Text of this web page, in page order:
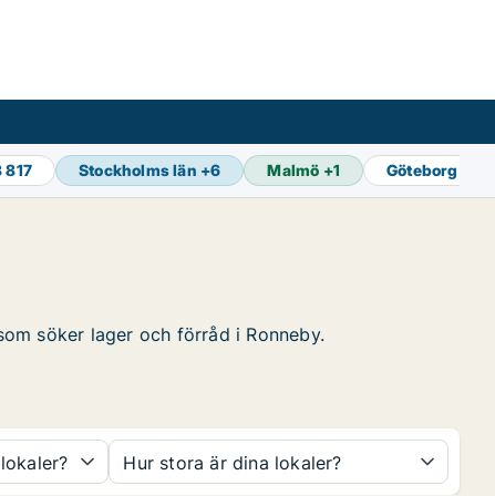
817 Stockholms län +6 Malmö +1 Göteborg
söker lager och förråd i Ronneby.
Hur stora är dina lokaler?